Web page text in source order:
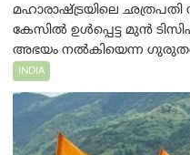
മഹാരാഷ്ട്രയിലെ
കേസിൽ ഉൾപ്പെട്ട മുൻ
അഭയം നൽകിയെന്ന
INDIA